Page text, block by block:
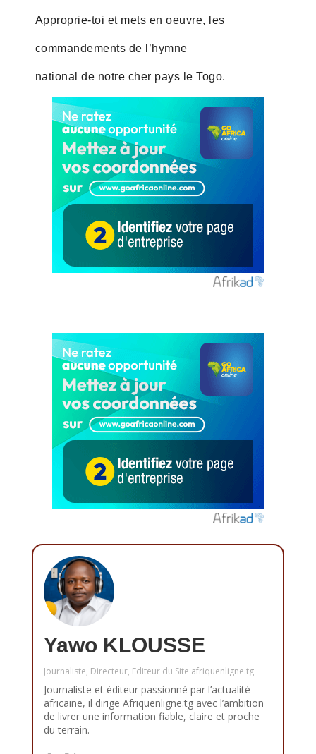
Approprie-toi et mets en oeuvre, les
commandements de l’hymne
national de notre cher pays le Togo.
Yawo KLOUSSE
Journaliste, Directeur, Editeur du Site afriquenligne.tg
Journaliste et éditeur passionné par l’actualité
africaine, il dirige Afriquenligne.tg avec l’ambition
de livrer une information fiable, claire et proche
du terrain.